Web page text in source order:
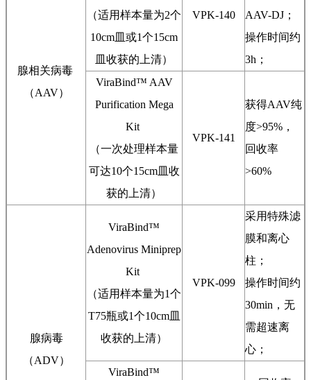
腺相关病毒
（AAV）
（适用样本量为2个
10cm皿或1个15cm
皿收获的上清）
VPK-140
AAV-DJ；
操作时间约
3h；
ViraBind™ AAV
Purification Mega
Kit
（一次处理样本量
可达10个15cm皿收
获的上清）
VPK-141
获得AAV纯
度>95%，
回收率
>60%
腺病毒
（ADV）
ViraBind™
Adenovirus Miniprep
Kit
（适用样本量为1个
T75瓶或1个10cm皿
收获的上清）
VPK-099
采用特殊滤
膜和离心
柱；
操作时间约
30min，无
需超速离
心；
ViraBind™